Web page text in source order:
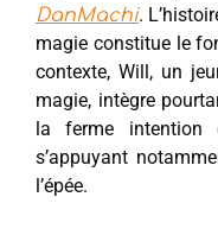
DanMachi.
magie constitue le
contexte, Will, un
magie, intègre
la ferme intention
s’appuyant
l’épée.